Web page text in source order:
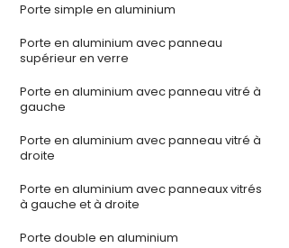
Porte simple en aluminium
Porte en aluminium avec panneau
supérieur en verre
Porte en aluminium avec panneau vitré à
gauche
Porte en aluminium avec panneau vitré à
droite
Porte en aluminium avec panneaux vitrés
à gauche et à droite
Porte double en aluminium